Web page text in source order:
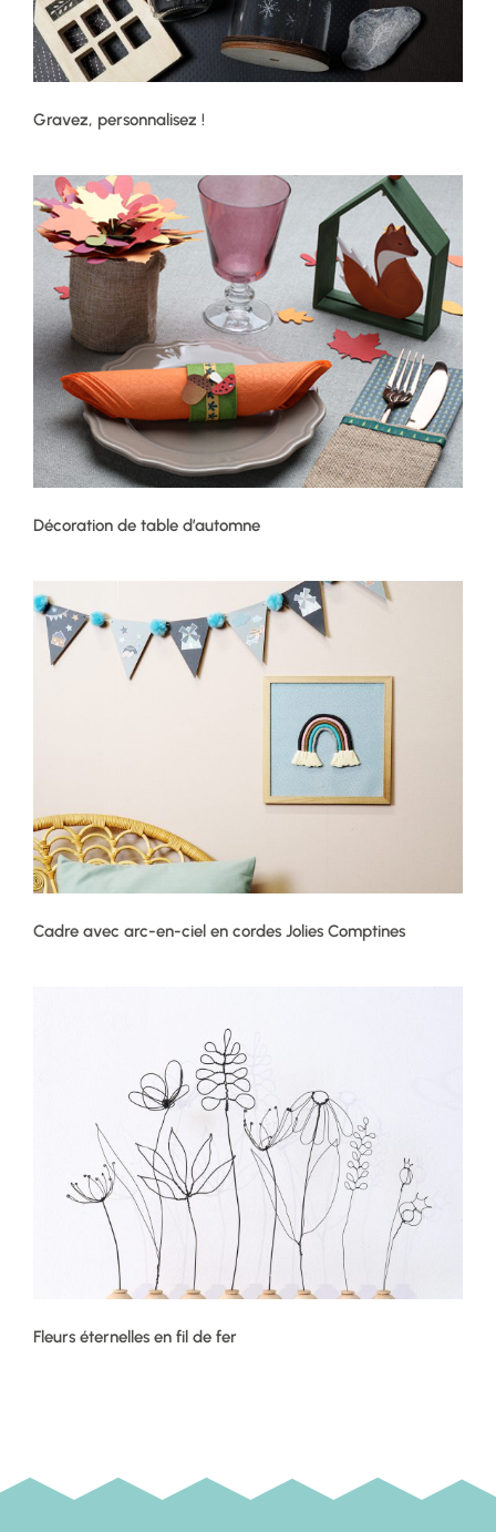
Gravez, personnalisez !
Décoration de table d’automne
Cadre avec arc-en-ciel en cordes Jolies Comptines
Fleurs éternelles en fil de fer